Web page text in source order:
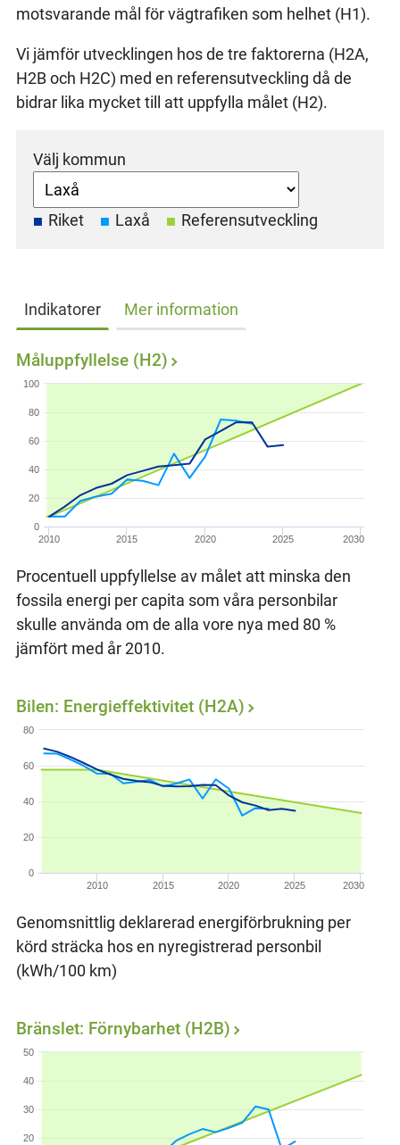
motsvarande mål för vägtrafiken som helhet (H1).
Vi jämför utvecklingen hos de tre faktorerna (H2A,
H2B och H2C) med en referensutveckling då de
bidrar lika mycket till att uppfylla målet (H2).
Välj kommun
Riket Laxå Referensutveckling
Indikatorer Mer information
2010 2015 2020 2025 2030
0
20
40
60
80
100
Måluppfyllelse (H2)
Procentuell uppfyllelse av målet att minska den
fossila energi per capita som våra personbilar
skulle använda om de alla vore nya med 80 %
jämfört med år 2010.
2010 2015 2020 2025 2030
0
20
40
60
80
Bilen: Energieffektivitet (H2A)
Genomsnittlig deklarerad energiförbrukning per
körd sträcka hos en nyregistrerad personbil
(kWh/100 km)
20
30
40
50
Bränslet: Förnybarhet (H2B)